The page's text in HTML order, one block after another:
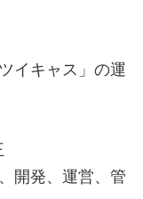
イキャス」の運
開発、運営、管